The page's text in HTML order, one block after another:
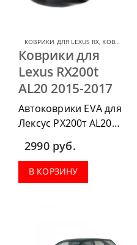
КОВРИКИ ДЛЯ LEXUS RX, КОВРИКИ ДЛЯ LEXUS
Коврики для
Lexus RX200t
AL20 2015-2017
Автоковрики EVA для
Лексус РХ200т АL20
2015-2017 можно
приобрести в
комплектации:
водительский коврик,
2990 руб.
В КОРЗИНУ